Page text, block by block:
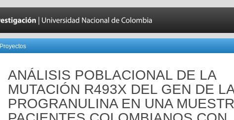
Proyectos
ANÁLISIS POBLACIONAL DE LA
MUTACIÓN R493X DEL GEN DE
PROGRANULINA EN UNA